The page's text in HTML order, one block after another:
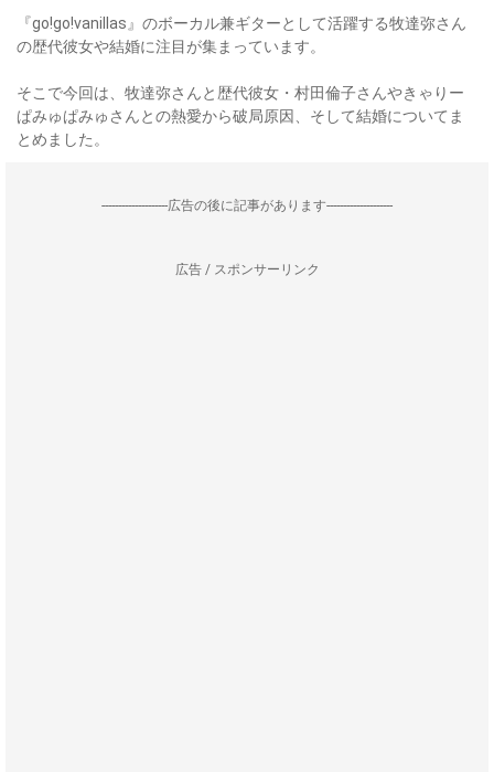
『go!go!vanillas』のボーカル兼ギターとして活躍する牧達弥さん
の歴代彼女や結婚に注目が集まっています。
そこで今回は、牧達弥さんと歴代彼女・村田倫子さんやきゃりー
ぱみゅぱみゅさんとの熱愛から破局原因、そして結婚についてま
とめました。
--------------------広告の後に記事があります--------------------
広告 / スポンサーリンク